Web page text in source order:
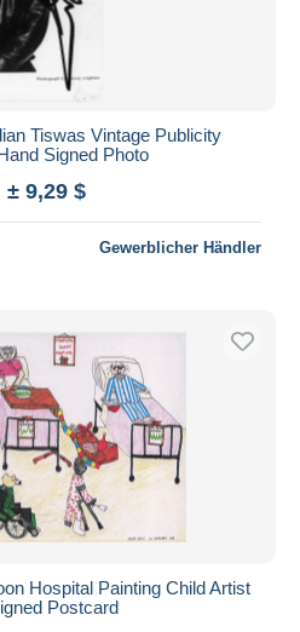
Tiswas Vintage Publicity
Signed Photo
± 9,29 $
Gewerblicher Händler
Hospital Painting Child Artist
Postcard